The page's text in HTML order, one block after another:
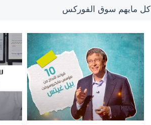
كل مايهم سوق الفوركس